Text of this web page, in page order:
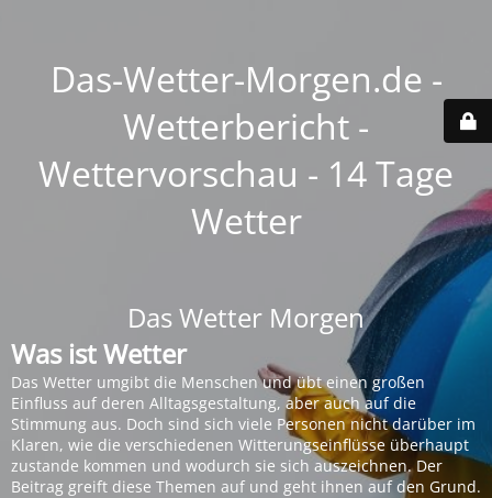
Das-Wetter-Morgen.de -
Wetterbericht -
Wettervorschau - 14 Tage
Wetter
Das Wetter Morgen
Was ist Wetter
Das Wetter umgibt die Menschen und übt einen großen
Einfluss auf deren Alltagsgestaltung, aber auch auf die
Stimmung aus. Doch sind sich viele Personen nicht darüber im
Klaren, wie die verschiedenen Witterungseinflüsse überhaupt
zustande kommen und wodurch sie sich auszeichnen. Der
Beitrag greift diese Themen auf und geht ihnen auf den Grund.